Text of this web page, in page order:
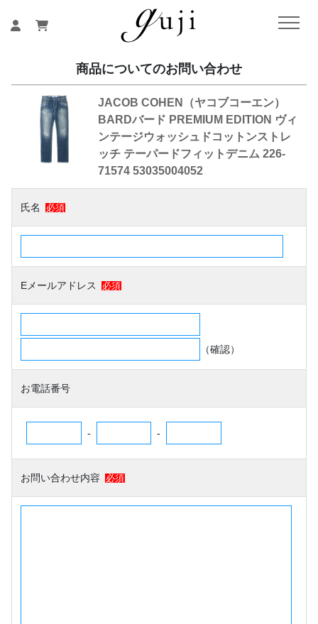
商品についてのお問い合わせ
JACOB COHEN（ヤコブコーエン）
BARDバード PREMIUM EDITION ヴィ
ンテージウォッシュドコットンストレ
ッチ テーパードフィットデニム 226-
71574 53035004052
氏名 必須
Eメールアドレス 必須
（確認）
お電話番号
- -
お問い合わせ内容 必須